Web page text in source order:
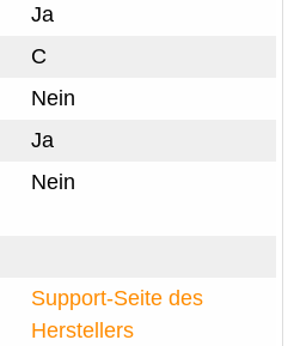
Ja
C
Nein
Ja
Nein
Support-Seite des
Herstellers